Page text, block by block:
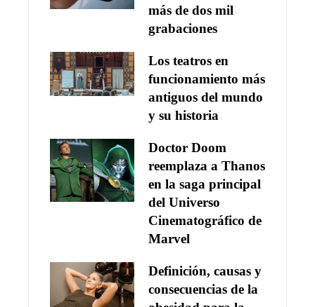
más de dos mil
grabaciones
Los teatros en
funcionamiento más
antiguos del mundo
y su historia
Doctor Doom
reemplaza a Thanos
en la saga principal
del Universo
Cinematográfico de
Marvel
Definición, causas y
consecuencias de la